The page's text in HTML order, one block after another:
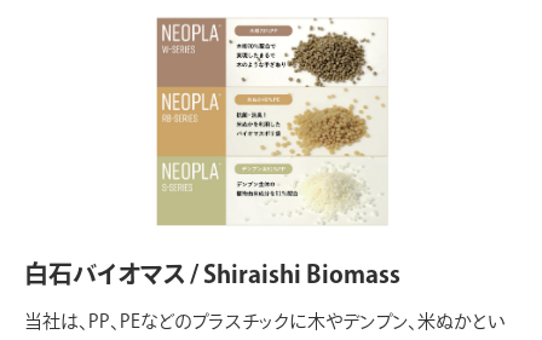
白石バイオマス / Shiraishi Biomass
当社は、PP、PEなどのプラスチックに木やデンプン、米ぬかとい